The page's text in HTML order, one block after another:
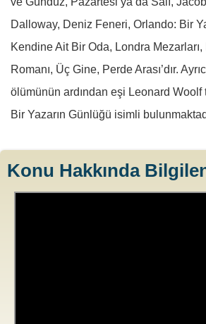
Dalloway, Deniz Feneri, Orlando: Bir
Kendine Ait Bir Oda, Londra
Romanı, Üç Gine, Perde Arası’dır.
ölümünün ardından eşi Leonard Woolf
Bir Yazarın Günlüğü isimli
Konu Hakkında